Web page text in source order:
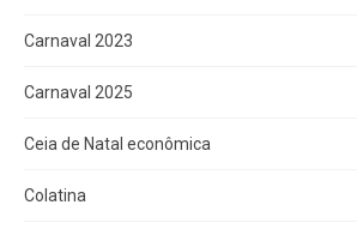
Carnaval 2023
Carnaval 2025
Ceia de Natal econômica
Colatina